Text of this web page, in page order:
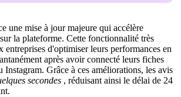
une mise à jour majeure qui accélère
la plateforme. Cette fonctionnalité très
entreprises d'optimiser leurs performances en
après avoir connecté leurs fiches
Instagram. Grâce à ces améliorations, les avis
secondes , réduisant ainsi le délai de 24